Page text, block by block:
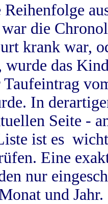
die
krank war,
wurde das
Taufeintrag
In
Seite -
ist es
Eine
nur
und Jahr.